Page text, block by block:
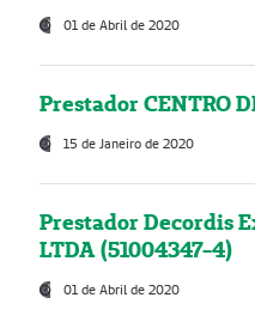
01 de Abril de 2020
Prestador CENTRO
15 de Janeiro de 2020
Prestador Decordis
LTDA (51004347-4)
01 de Abril de 2020